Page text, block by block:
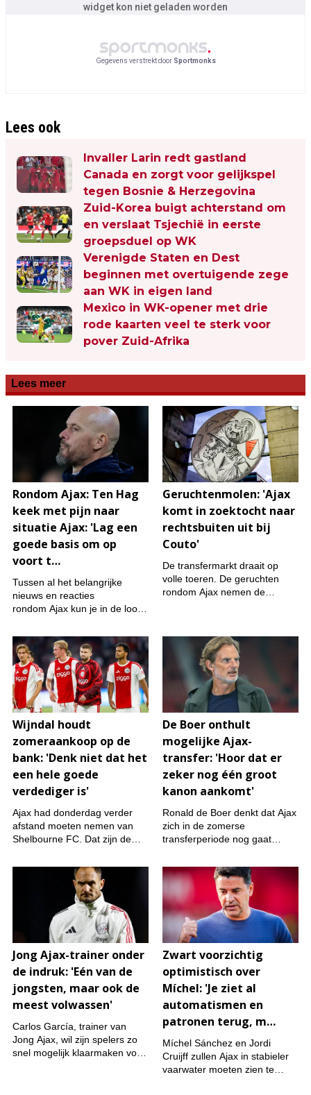
widget kon niet geladen worden
Gegevens verstrekt door Sportmonks
Lees ook
Invaller Larin redt gastland
Canada en zorgt voor gelijkspel
tegen Bosnie & Herzegovina
Zuid-Korea buigt achterstand om
en verslaat Tsjechië in eerste
groepsduel op WK
Verenigde Staten en Dest
beginnen met overtuigende zege
aan WK in eigen land
Mexico in WK-opener met drie
rode kaarten veel te sterk voor
pover Zuid-Afrika